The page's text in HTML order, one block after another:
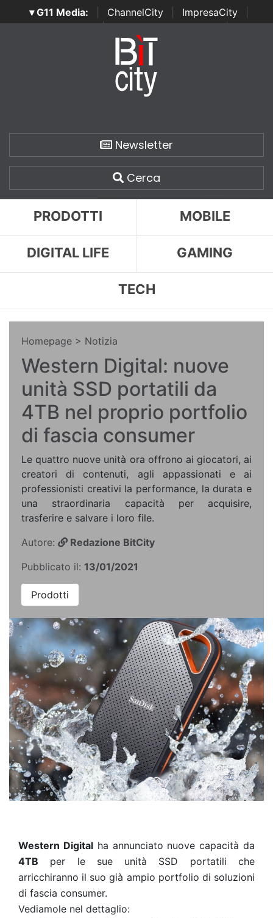
▾ G11 Media: ChannelCity ImpresaCity
SecurityOpenLab | Italian Channel Awards | Italian
Italian Security Awards
Newsletter
Cerca
PRODOTTI MOBILE
DIGITAL LIFE GAMING
TECH
Homepage > Notizia
Western Digital: nuove
unità SSD portatili da
4TB nel proprio portfolio
di fascia consumer
Le quattro nuove unità ora offrono ai giocatori, ai
creatori di contenuti, agli appassionati e ai
professionisti creativi la performance, la durata e
una straordinaria capacità per acquisire,
trasferire e salvare i loro file.
Autore:
Redazione BitCity
Pubblicato il: 13/01/2021
Prodotti
Western Digitalha annunciato nuove capacità da
4TB per le sue unità SSD portatili che
arricchiranno il suo già ampio portfolio di soluzioni
di fascia consumer.
Vediamole nel dettaglio: